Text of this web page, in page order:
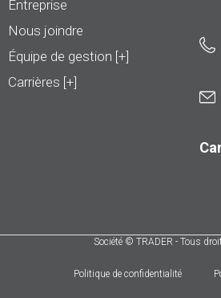
Entreprise
Nous joindre
Équipe de gestion [+]
Carrières [+]
Société © TRADER - Tous
Politique de confidentialité